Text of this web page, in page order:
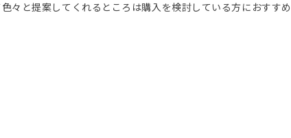
々と提案してくれるところは購入を検討している方におすすめ